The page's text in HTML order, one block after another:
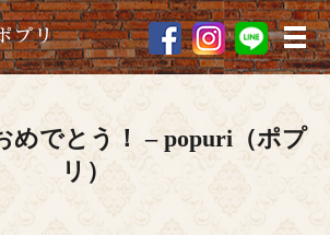
メ
でとう！ – popuri（ポプ
リ）